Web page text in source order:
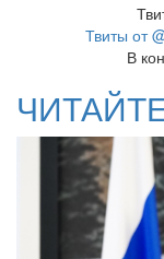
Твиты от
В